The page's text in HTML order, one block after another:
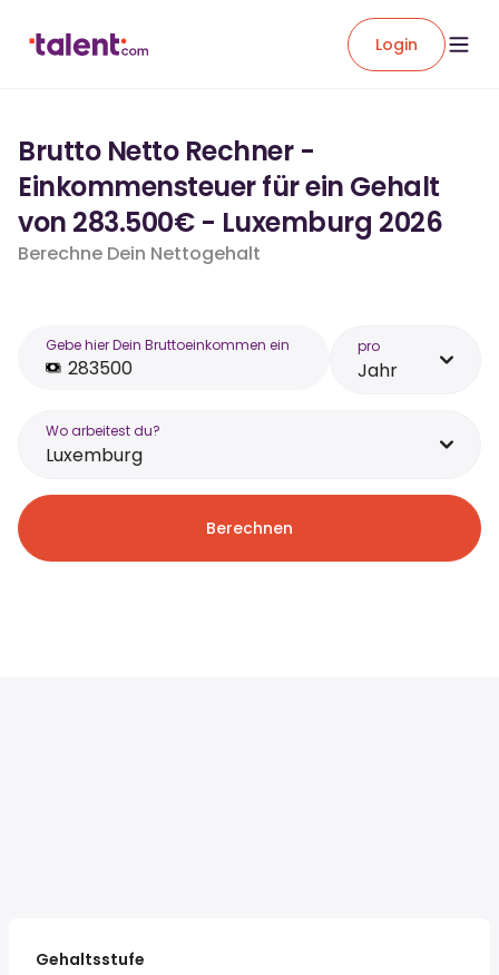
Login
Brutto Netto Rechner -
Einkommensteuer für ein Gehalt
von 283.500€ - Luxemburg 2026
Berechne Dein Nettogehalt
Gebe hier Dein Bruttoeinkommen ein pro
Jahr
Wo arbeitest du?
Luxemburg
Berechnen
Gehaltsstufe